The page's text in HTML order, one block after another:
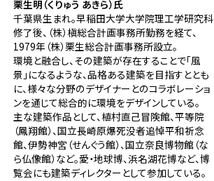
栗生明（くりゅう あきら）氏
千葉県生まれ。早稲田大学大学院理工学研究科
修了後、（株）槇総合計画事務所勤務を経て、
1979年（株）栗生総合計画事務所設立。
環境と融合し、その建築が存在することで「風
景」になるような、品格ある建築を目指すととも
に、様々な分野のデザイナーとのコラボレーショ
ンを通じて総合的に環境をデザインしている。
主な建築作品として、植村直己冒険館、平等院
（鳳翔館）、国立長崎原爆死没者追悼平和祈念
館、伊勢神宮（せんぐう館）、国立奈良博物館（な
ら仏像館）など。愛・地球博、浜名湖花博など、博
覧会にも建築ディレクターとして参加している。